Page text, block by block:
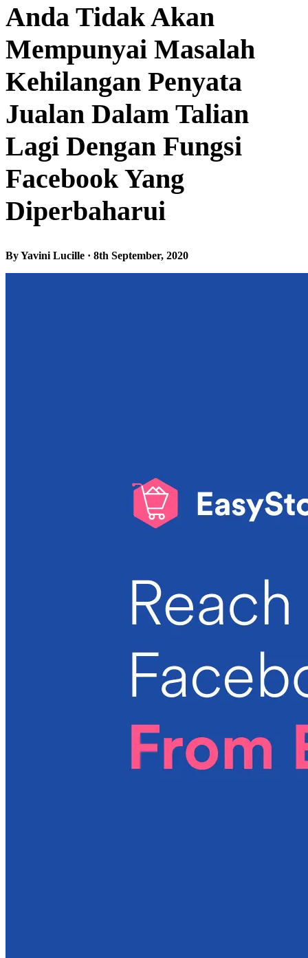
Anda Tidak Akan
Mempunyai Masalah
Kehilangan Penyata
Jualan Dalam Talian
Lagi Dengan Fungsi
Facebook Yang
Diperbaharui
By Yavini Lucille · 8th September, 2020